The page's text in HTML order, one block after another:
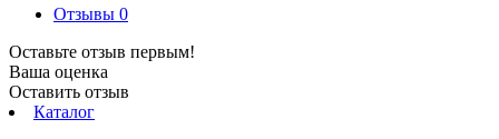
Отзывы 0
Оставьте отзыв первым!
Ваша оценка
Оставить отзыв
Каталог